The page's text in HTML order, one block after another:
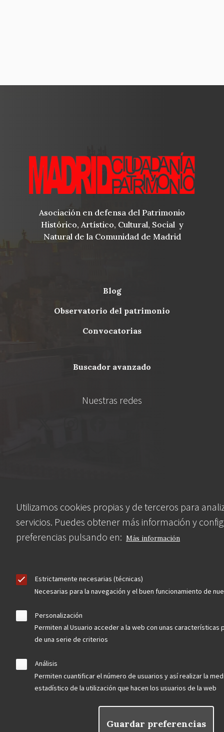
Utilizamos cookies propias y de terceros para
servicios. Puedes obtener más información y
preferencias pulsando en: Más información
Estrictamente necesarias (técnicas)
Necesarias para la navegación y el buen funcionamiento de
Personalización
Permiten al Usuario acceder a la web con unas características
de una serie de criterios
Análisis
Permiten cuantificar el número de usuarios y así realizar la
estadístico de la utilización que hacen los usuarios de la web
Guardar preferencias
Asociación en defensa del Patrimonio
Histórico, Artístico, Cultural, Social y
Natural de la Comunidad de Madrid
Menu
blog
observatorio del patrimonio
convocatorias
buscador avanzado
Nuestras redes
Contacta
Menú
Aviso Legal